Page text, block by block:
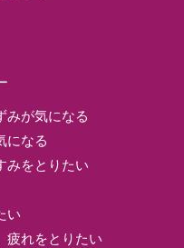
みが気になる
になる
みをとりたい
い
疲れをとりたい